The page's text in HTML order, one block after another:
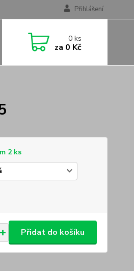
Přihlášení
0ks
za 0 Kč
2 ks
Přidat do košíku